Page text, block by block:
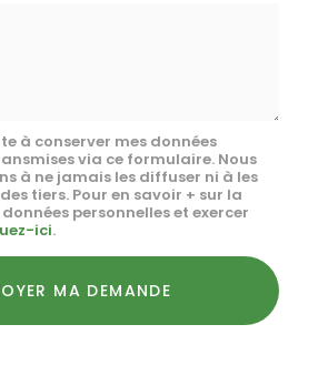
à conserver mes données
via ce formulaire. Nous
à ne jamais les diffuser ni à les
tiers. Pour en savoir + sur la
personnelles et exercer
ici.
MA DEMANDE